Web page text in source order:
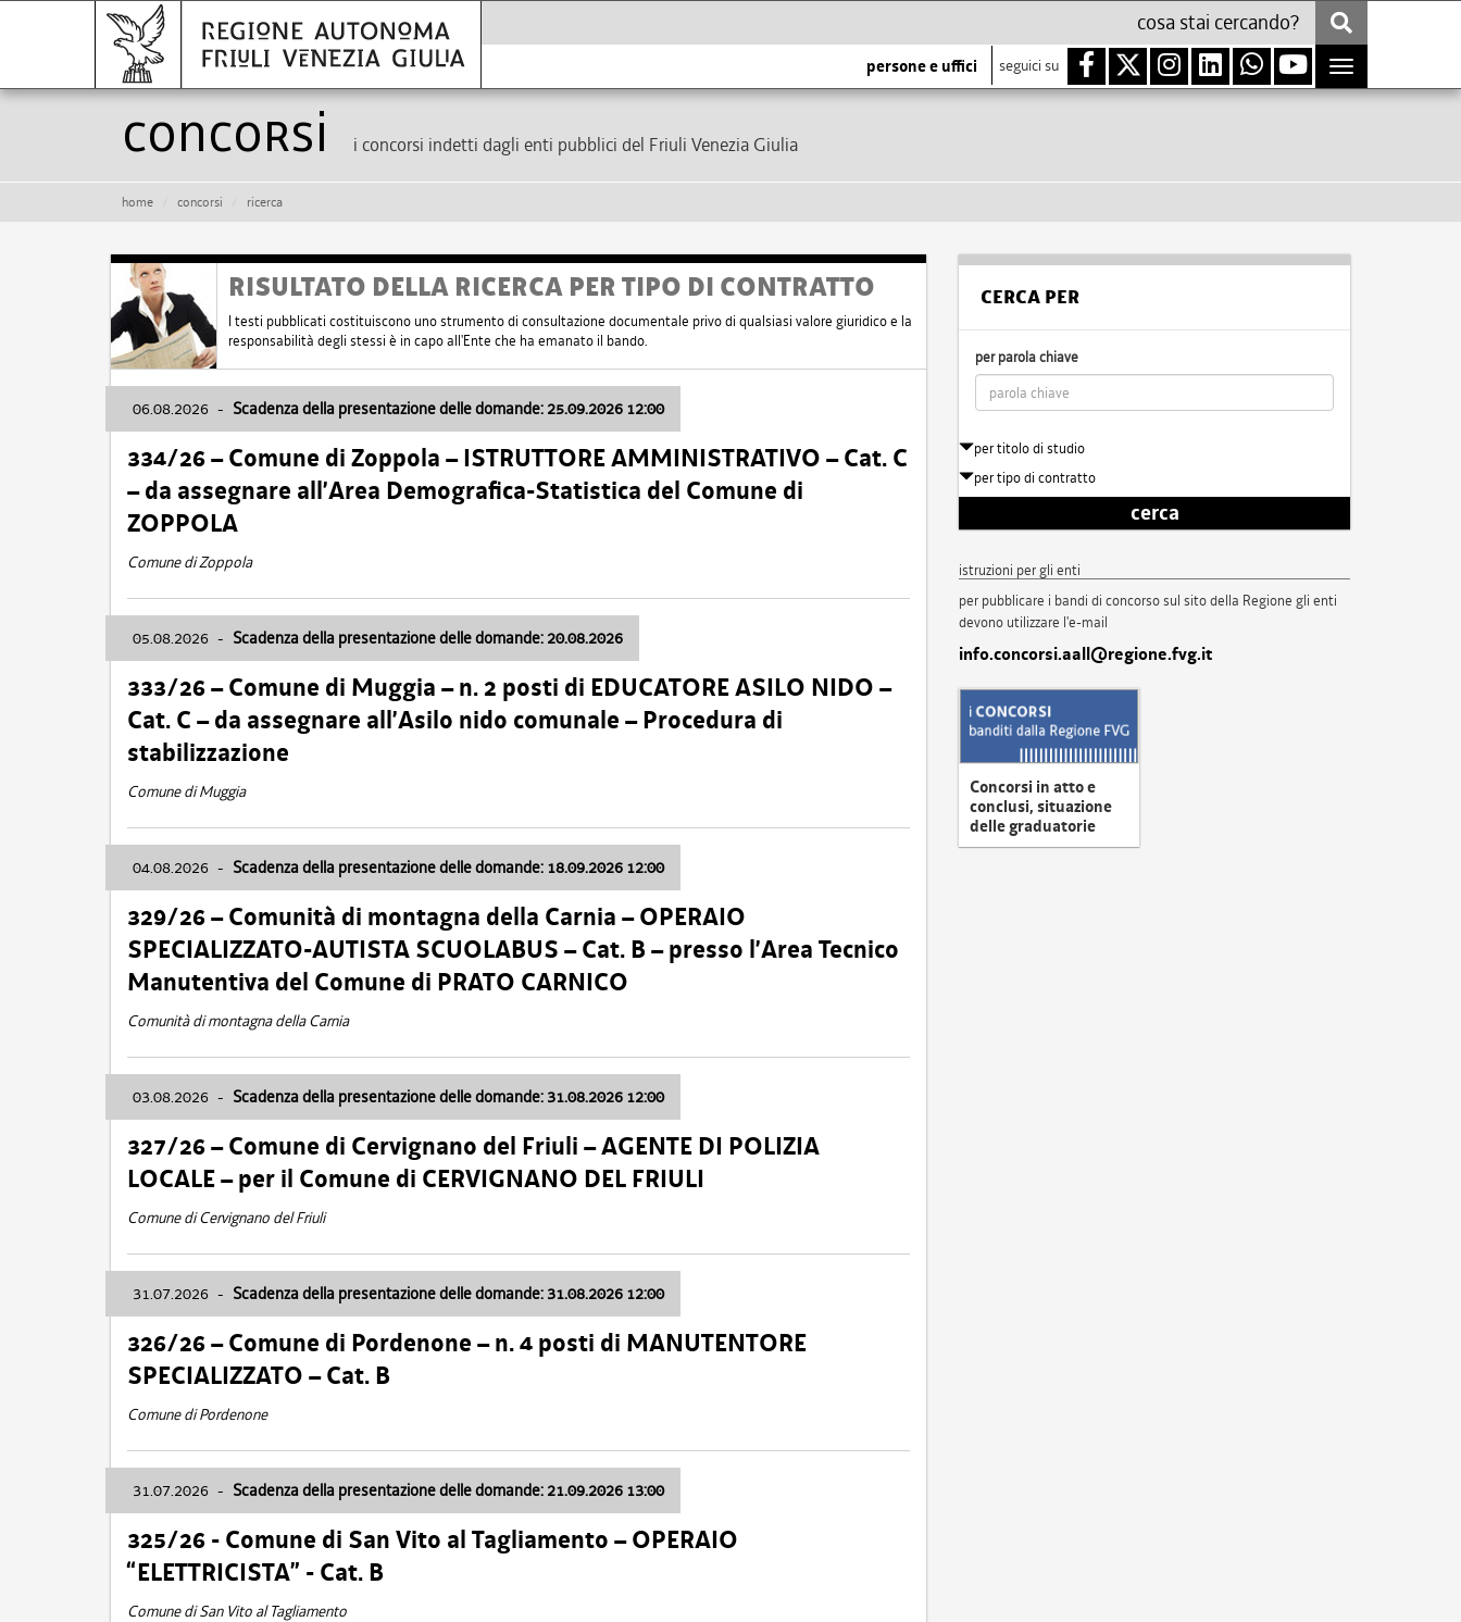
persone e uffici seguici su
Toggle
navigation
Concorsi i concorsi indetti dagli enti pubblici del Friuli Venezia Giulia
home concorsi ricerca
RISULTATO DELLA RICERCA PER TIPO DI CONTRATTO
I testi pubblicati costituiscono uno strumento di consultazione documentale privo di qualsiasi valore giuridico e la
responsabilità degli stessi è in capo all'Ente che ha emanato il bando.
06.08.2026 - Scadenza della presentazione delle domande: 25.09.2026 12:00
334/26 – Comune di Zoppola – ISTRUTTORE AMMINISTRATIVO – Cat. C
– da assegnare all’Area Demografica-Statistica del Comune di
ZOPPOLA
Comune di Zoppola
05.08.2026 - Scadenza della presentazione delle domande: 20.08.2026
333/26 – Comune di Muggia – n. 2 posti di EDUCATORE ASILO NIDO –
Cat. C – da assegnare all’Asilo nido comunale – Procedura di
stabilizzazione
Comune di Muggia
04.08.2026 - Scadenza della presentazione delle domande: 18.09.2026 12:00
329/26 – Comunità di montagna della Carnia – OPERAIO
SPECIALIZZATO-AUTISTA SCUOLABUS – Cat. B – presso l’Area Tecnico
Manutentiva del Comune di PRATO CARNICO
Comunità di montagna della Carnia
03.08.2026 - Scadenza della presentazione delle domande: 31.08.2026 12:00
327/26 – Comune di Cervignano del Friuli – AGENTE DI POLIZIA
LOCALE – per il Comune di CERVIGNANO DEL FRIULI
Comune di Cervignano del Friuli
31.07.2026 - Scadenza della presentazione delle domande: 31.08.2026 12:00
326/26 – Comune di Pordenone – n. 4 posti di MANUTENTORE
SPECIALIZZATO – Cat. B
Comune di Pordenone
31.07.2026 - Scadenza della presentazione delle domande: 21.09.2026 13:00
325/26 - Comune di San Vito al Tagliamento – OPERAIO
“ELETTRICISTA” - Cat. B
Comune di San Vito al Tagliamento
CERCA PER
per parola chiave
per titolo di studio
per tipo di contratto
cerca
istruzioni per gli enti
per pubblicare i bandi di concorso sul sito della Regione gli enti
devono utilizzare l'e-mail
info.concorsi.aall@regione.fvg.it
Concorsi in atto e
conclusi, situazione
delle graduatorie